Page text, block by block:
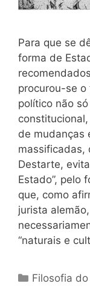
Para que se
forma de
procurou-se o
político não
de mudanças
massificadas,
Destarte,
Estado”, pelo
que, como
jurista
“naturais e
Categorias
Filosofia